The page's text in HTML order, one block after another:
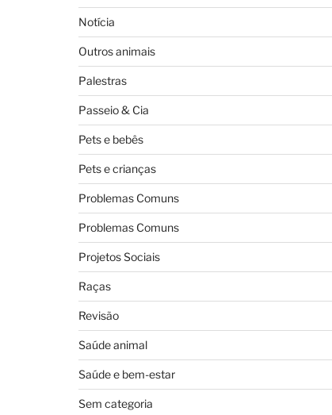
Notícia
Outros animais
Palestras
Passeio & Cia
Pets e bebês
Pets e crianças
Problemas Comuns
Problemas Comuns
Projetos Sociais
Raças
Revisão
Saúde animal
Saúde e bem-estar
Sem categoria